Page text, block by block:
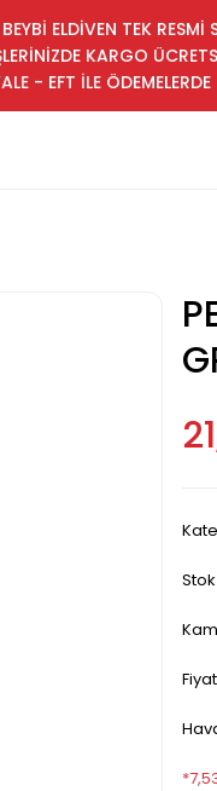
BEYBİ ELDİVEN TEK RESMİ
KARGO
- EFT İLE
Fiyat